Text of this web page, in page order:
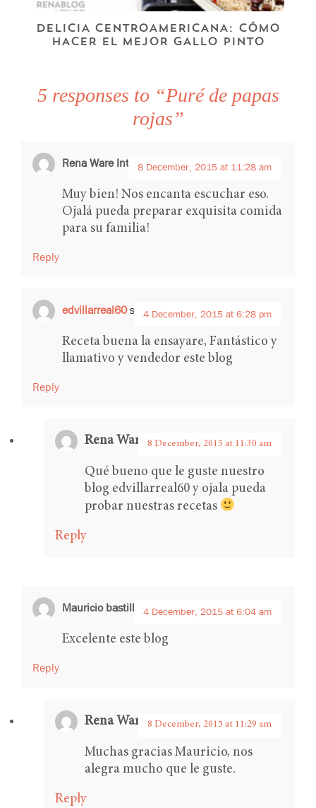
DELICIA CENTROAMERICANA: CÓMO
HACER EL MEJOR GALLO PINTO
5 responses to “Puré de papas
rojas”
Rena Ware International says:
8 December, 2015 at 11:28 am
Muy bien! Nos encanta escuchar eso.
Ojalá pueda preparar exquisita comida
para su familia!
Reply
edvillarreal60says:4 December, 2015 at 6:28 pm
Receta buena la ensayare, Fantástico y
llamativo y vendedor este blog
Reply
Rena Ware International says:
8 December, 2015 at 11:30 am
Qué bueno que le guste nuestro
blog edvillarreal60 y ojala pueda
probar nuestras recetas
Reply
Mauricio bastilla says:
4 December, 2015 at 6:04 am
Excelente este blog
Reply
Rena Ware International says:
8 December, 2015 at 11:29 am
Muchas gracias Mauricio, nos
alegra mucho que le guste.
Reply